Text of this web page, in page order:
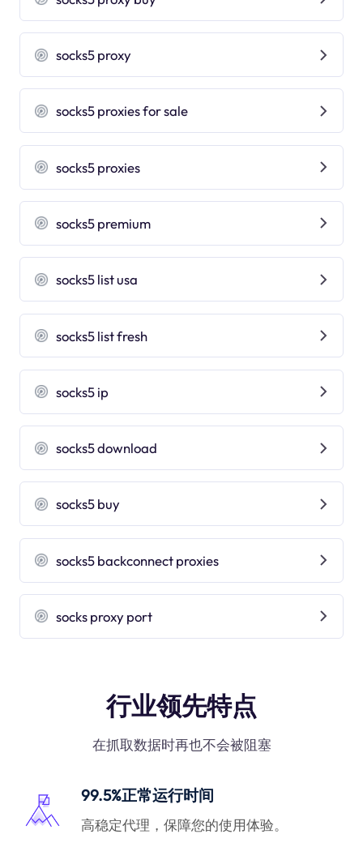
socks5 proxy
socks5 proxies for sale
socks5 proxies
socks5 premium
socks5 list usa
socks5 list fresh
socks5 ip
socks5 download
socks5 buy
socks5 backconnect proxies
socks proxy port
行业领先特点
在抓取数据时再也不会被阻塞
99.5%正常运行时间
高稳定代理，保障您的使用体验。